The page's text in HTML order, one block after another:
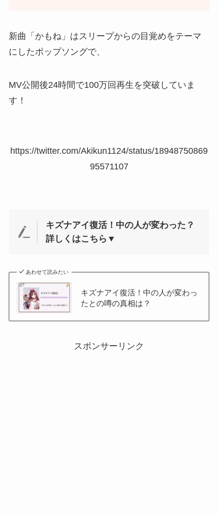
新曲「かもね」はスリープからの目覚めをテーマ
にしたポップソングで、
MV公開後24時間で100万回再生を突破していま
す！
https://twitter.com/Akikun1124/status/18948750869
95571107
キズナアイ復活！中の人が変わった？
詳しくはこちら▼
あわせて読みたい
キズナアイ復活！中の人が変わっ
たとの噂の真相は？
スポンサーリンク